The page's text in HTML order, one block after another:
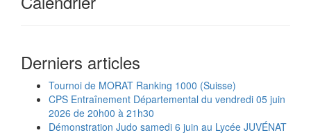
Derniers articles
Tournoi de MORAT Ranking 1000 (Suisse)
CPS Entraînement Départemental du vendredi 05 juin
2026 de 20h00 à 21h30
Démonstration Judo samedi 6 juin au Lycée JUVÉNAT